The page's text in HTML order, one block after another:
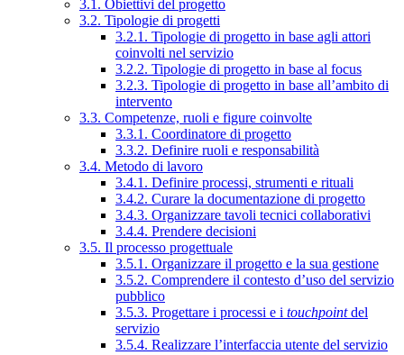
3.1. Obiettivi del progetto
3.2. Tipologie di progetti
3.2.1. Tipologie di progetto in base agli attori
coinvolti nel servizio
3.2.2. Tipologie di progetto in base al focus
3.2.3. Tipologie di progetto in base all’ambito di
intervento
3.3. Competenze, ruoli e figure coinvolte
3.3.1. Coordinatore di progetto
3.3.2. Definire ruoli e responsabilità
3.4. Metodo di lavoro
3.4.1. Definire processi, strumenti e rituali
3.4.2. Curare la documentazione di progetto
3.4.3. Organizzare tavoli tecnici collaborativi
3.4.4. Prendere decisioni
3.5. Il processo progettuale
3.5.1. Organizzare il progetto e la sua gestione
3.5.2. Comprendere il contesto d’uso del servizio
pubblico
3.5.3. Progettare i processi e i touchpointdel
servizio
3.5.4. Realizzare l’interfaccia utente del servizio